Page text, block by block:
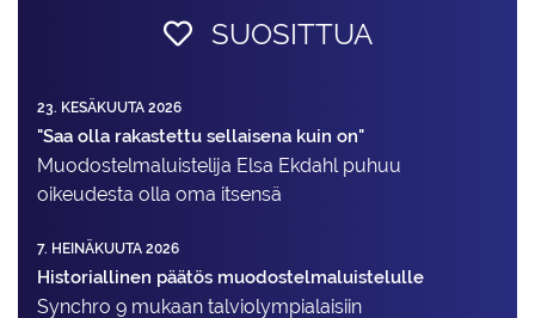
SUOSITTUA
23. KESÄKUUTA 2026
"Saa olla rakastettu sellaisena kuin on"
Muodostelma­luistelija Elsa Ekdahl puhuu
oikeudesta olla oma itsensä
7. HEINÄKUUTA 2026
Historiallinen päätös muodostelmaluistelulle
Synchro 9 mukaan talviolympialaisiin